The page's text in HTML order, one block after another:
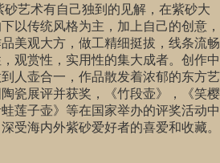
艺术有自己独到的见解，在紫砂大
以传统风格为主，加上自己的创意，
美观大方，做工精细挺拔，线条流畅
观赏性，实用性的集大成者。创作中
人壶合一，作品散发着浓郁的东方艺
瓷展评并获奖，《竹段壶》，《笑樱
莲子壶》等在国家举办的评奖活动中
受海内外紫砂爱好者的喜爱和收藏。